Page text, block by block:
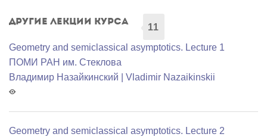
Другие лекции курса
11
Geometry and semiclassical asymptotics. Lecture 1
ПОМИ РАН им. Стеклова
Владимир Назайкинский | Vladimir Nazaikinskii
Geometry and semiclassical asymptotics. Lecture 2